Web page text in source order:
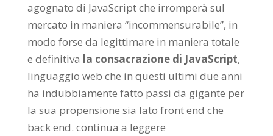
agognato di JavaScript che irromperà sul
mercato in maniera “incommensurabile”, in
modo forse da legittimare in maniera totale
e definitiva la consacrazione di JavaScript,
linguaggio web che in questi ultimi due anni
ha indubbiamente fatto passi da gigante per
la sua propensione sia lato front end che
back end. continua a leggere